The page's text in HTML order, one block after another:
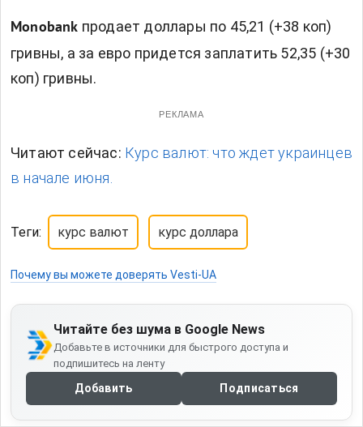
Monobank продает доллары по 45,21 (+38 коп)
гривны, а за евро придется заплатить 52,35 (+30
коп) гривны.
РЕКЛАМА
Читают сейчас: Курс валют: что ждет украинцев
в начале июня.
Теги: курс валют курс доллара
Почему вы можете доверять Vesti-UA
Читайте без шума в Google News
Добавьте в источники для быстрого доступа и
подпишитесь на ленту
Добавить Подписаться